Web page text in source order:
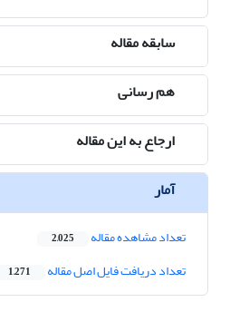
سابقه مقاله
هم رسانی
ارجاع به این مقاله
آمار
تعداد مشاهده مقاله 2,025
تعداد دریافت فایل اصل مقاله 1,271